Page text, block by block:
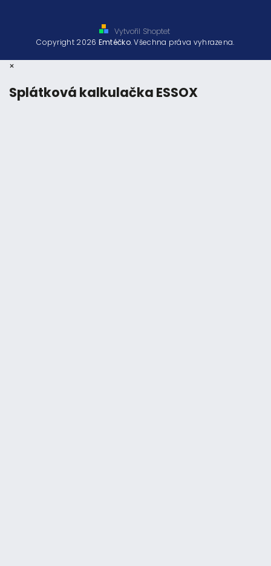
Vytvořil Shoptet
Copyright 2026 Emtéčko. Všechna práva vyhrazena.
×
Splátková kalkulačka ESSOX